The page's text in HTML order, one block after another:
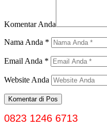
Komentar Anda
Nama Anda *
Email Anda *
Website Anda
0823 1246 6713